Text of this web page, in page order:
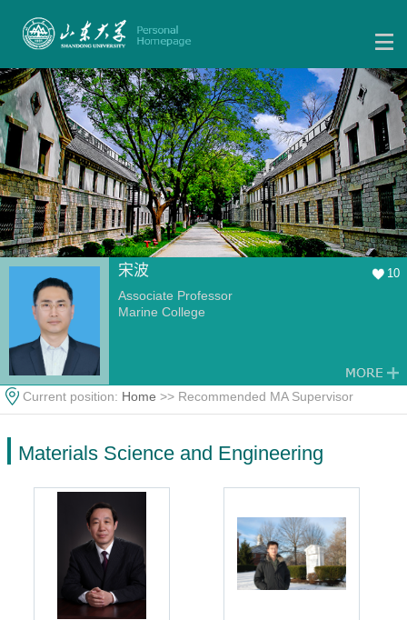
宋波 10
Associate Professor
Marine College
Current position: Home >> Recommended MA Supervisor
Materials Science and Engineering